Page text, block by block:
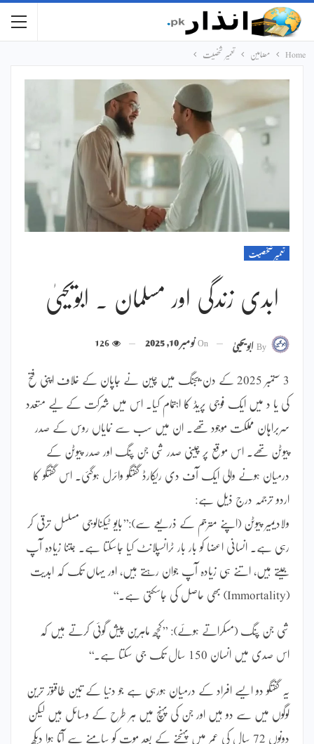
Home مضامین تعمیر شخصیت
تعمیر شخصیت
ابدی زندگی اور مسلمان ۔ ابویحییٰ
Byابویحییٰ Onنومبر 10, 2025
3 ستمبر 2025 کے دن بیجنگ میں چین نے جاپان کے خلاف اپنی فتح
کی یا د میں ایک فوجی پریڈ کا اہتمام کیا۔ اس میں شرکت کے لیے متعدد
سربراہان مملکت موجود تھے۔ ان میں سب سے نمایاں روس کے صدر
پیوٹن تھے۔ اس موقع پر چینی صدر شی جن پنگ اور صدر پیوٹن کے
درمیان ہونے والی ایک آف دی ریکارڈ گفتگو وائرل ہوگئی۔ اس گفتگو کا
اردو ترجمہ درج ذیل ہے:
ولادیمیر پیوٹن (اپنے مترجم کے ذریعے سے):’’بایو ٹیکنالوجی مسلسل ترقی کر
رہی ہے۔ انسانی اعضا کو بار بار ٹرانسپلانٹ کیا جاسکتا ہے۔ جتنا زیادہ آپ
جیتے ہیں، اتنے ہی زیادہ آپ جوان رہتے ہیں، اور یہاں تک کہ ابدیت
(Immortality) بھی حاصل کی جاسکتی ہے۔‘‘
شی جن پنگ (مسکراتے ہوئے): ’’کچھ ماہرین پیش گوئی کرتے ہیں کہ
اس صدی میں انسان 150 سال تک جی سکتا ہے۔‘‘
یہ گفتگو دو ایسے افراد کے درمیان ہورہی ہے جو دنیا کے تین طاقتور ترین
لوگوں میں سے دو ہیں اور جن کی پہنچ میں ہر طرح کے وسائل ہیں لیکن
دونوں 72 سال کی عمر میں پہنچنے کے بعد موت کو سامنے سے آتا ہوا دیکھ